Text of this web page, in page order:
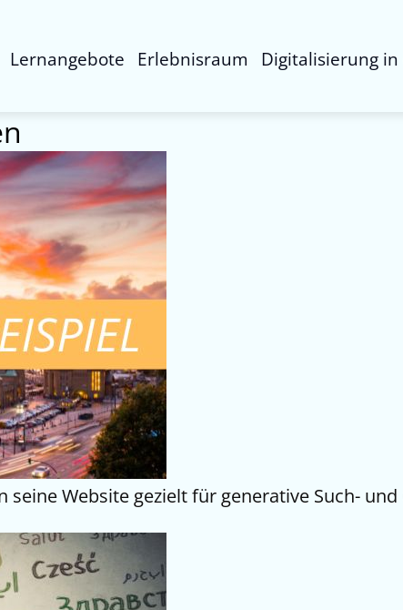
Lernangebote Erlebnisraum Digitalisierung in
Website gezielt für generative Such-